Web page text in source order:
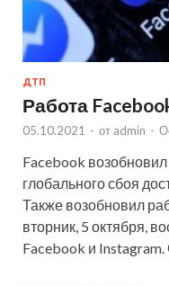
ДТП
Работа
05.10.2021 - от admin -
Facebook
глобального сбоя
Также возобновил
вторник, 5 октября,
Facebook и Instagram.